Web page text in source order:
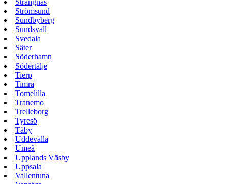
Strängnäs
Strömsund
Sundbyberg
Sundsvall
Svedala
Säter
Söderhamn
Södertälje
Tierp
Timrå
Tomelilla
Tranemo
Trelleborg
Tyresö
Täby
Uddevalla
Umeå
Upplands Väsby
Uppsala
Vallentuna